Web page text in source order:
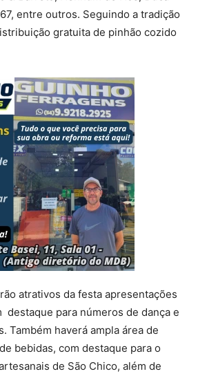
entre outros. Seguindo a tradição
gratuita de pinhão cozido
atrativos da festa apresentações
destaque para números de dança e
Também haverá ampla área de
bebidas, com destaque para o
de São Chico, além de